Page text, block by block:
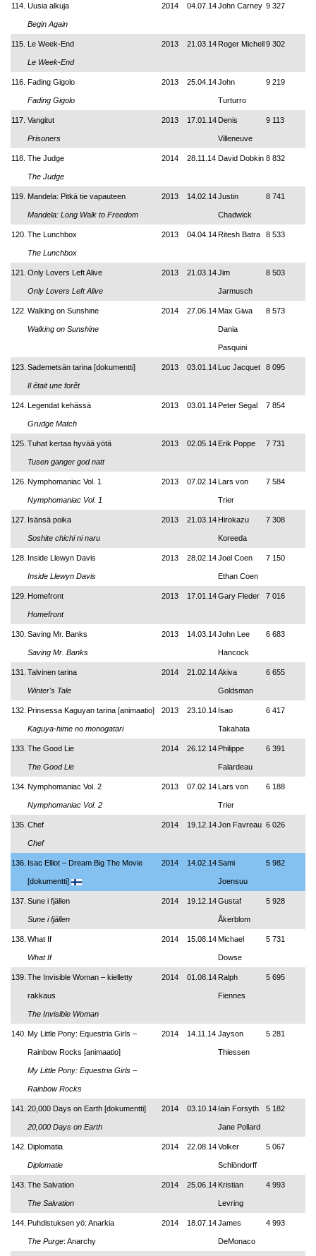
114. Uusia alkuja
Begin Again
2014 04.07.14John Carney 9 327
115. Le Week-End
Le Week-End
2013 21.03.14 Roger Michell9 302
116. Fading Gigolo
Fading Gigolo
2013 25.04.14John
Turturro
9 219
117. Vangitut
Prisoners
2013 17.01.14 Denis
Villeneuve
9 113
118. The Judge
The Judge
2014 28.11.14 David Dobkin 8 832
119. Mandela: Pitkä tie vapauteen
Mandela: Long Walk to Freedom
2013 14.02.14Justin
Chadwick
8 741
120. The Lunchbox
The Lunchbox
2013 04.04.14Ritesh Batra 8 533
121. Only Lovers Left Alive
Only Lovers Left Alive
2013 21.03.14Jim
Jarmusch
8 503
122. Walking on Sunshine
Walking on Sunshine
2014 27.06.14Max Giwa
Dania
Pasquini
8 573
123. Sademetsän tarina [dokumentti]
Il était une forêt
2013 03.01.14 Luc Jacquet 8 095
124. Legendat kehässä
Grudge Match
2013 03.01.14Peter Segal 7 854
125. Tuhat kertaa hyvää yötä
Tusen ganger god natt
2013 02.05.14 Erik Poppe 7 731
126. Nymphomaniac Vol. 1
Nymphomaniac Vol. 1
2013 07.02.14Lars von
Trier
7 584
127. Isänsä poika
Soshite chichi ni naru
2013 21.03.14 Hirokazu
Koreeda
7 308
128. Inside Llewyn Davis
Inside Llewyn Davis
2013 28.02.14Joel Coen
Ethan Coen
7 150
129. Homefront
Homefront
2013 17.01.14Gary Fleder 7 016
130. Saving Mr. Banks
Saving Mr. Banks
2013 14.03.14John Lee
Hancock
6 683
131. Talvinen tarina
Winter's Tale
2014 21.02.14Akiva
Goldsman
6 655
132. Prinsessa Kaguyan tarina [animaatio]
Kaguya-hime no monogatari
2013 23.10.14 Isao
Takahata
6 417
133. The Good Lie
The Good Lie
2014 26.12.14 Philippe
Falardeau
6 391
134. Nymphomaniac Vol. 2
Nymphomaniac Vol. 2
2013 07.02.14Lars von
Trier
6 188
135. Chef
Chef
2014 19.12.14Jon Favreau 6 026
136. Isac Elliot – Dream Big The Movie
[dokumentti]
2014 14.02.14Sami
Joensuu
5 982
137. Sune i fjällen
Sune i fjällen
2014 19.12.14Gustaf
Åkerblom
5 928
138. What If
What If
2014 15.08.14Michael
Dowse
5 731
139. The Invisible Woman – kielletty
rakkaus
The Invisible Woman
2014 01.08.14 Ralph
Fiennes
5 695
140. My Little Pony: Equestria Girls –
Rainbow Rocks [animaatio]
My Little Pony: Equestria Girls –
Rainbow Rocks
2014 14.11.14 Jayson
Thiessen
5 281
141. 20,000 Days on Earth [dokumentti]
20,000 Days on Earth
2014 03.10.14 Iain Forsyth
Jane Pollard
5 182
142. Diplomatia
Diplomatie
2014 22.08.14Volker
Schlöndorff
5 067
143. The Salvation
The Salvation
2014 25.06.14 Kristian
Levring
4 993
144. Puhdistuksen yö: Anarkia
The Purge: Anarchy
2014 18.07.14James
DeMonaco
4 993